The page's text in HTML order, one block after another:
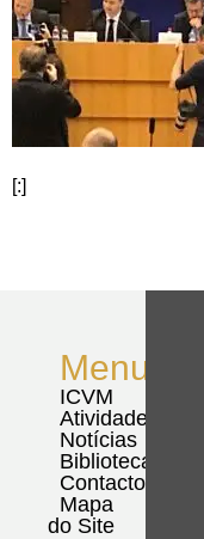
[:]
Menu
ICVM
Atividades
Notícias
Biblioteca
Contactos
Mapa
do Site